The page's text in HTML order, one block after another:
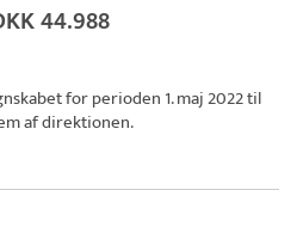
44.988
for perioden 1. maj 2022 til
af direktionen.